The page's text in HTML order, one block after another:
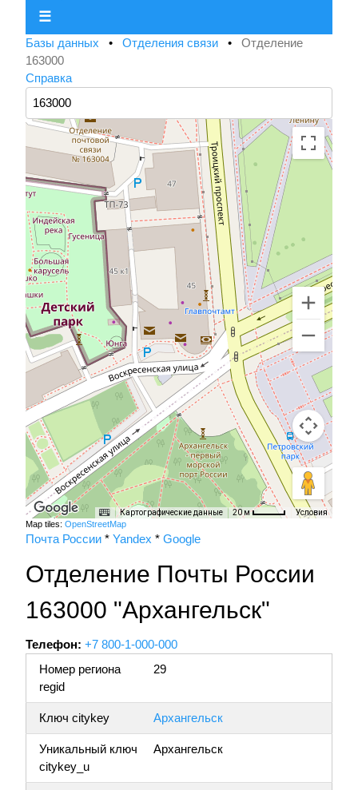
☰
Базы данных • Отделения связи • Отделение
163000
Справка
Картографические данные 20 м Условия
Map tiles: OpenStreetMap
Почта России * Yandex * Google
Отделение Почты России
163000 "Архангельск"
Телефон: +7 800-1-000-000
Номер региона
regid
29
Ключ citykey Архангельск
Уникальный ключ
citykey_u
Архангельск